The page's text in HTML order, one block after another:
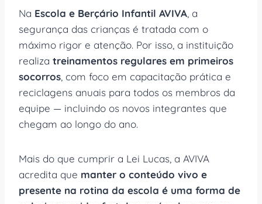
Na Escola e Berçário Infantil AVIVA , a
segurança das crianças é tratada com o
máximo rigor e atenção. Por isso, a instituição
realiza treinamentos regulares em primeiros
socorros , com foco em capacitação prática e
reciclagens anuais para todos os membros da
equipe — incluindo os novos integrantes que
chegam ao longo do ano.
Mais do que cumprir a Lei Lucas, a AVIVA
acredita que manter o conteúdo vivo e
presente na rotina da escola é uma forma de